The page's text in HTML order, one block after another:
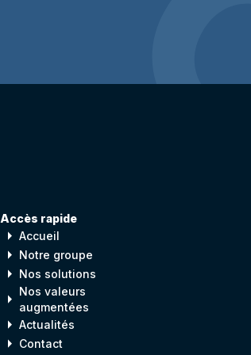
Accès rapide
arrow_right Accueil
arrow_right Notre groupe
arrow_right Nos solutions
arrow_right Nos valeurs
augmentées
arrow_right Actualités
arrow_right Contact